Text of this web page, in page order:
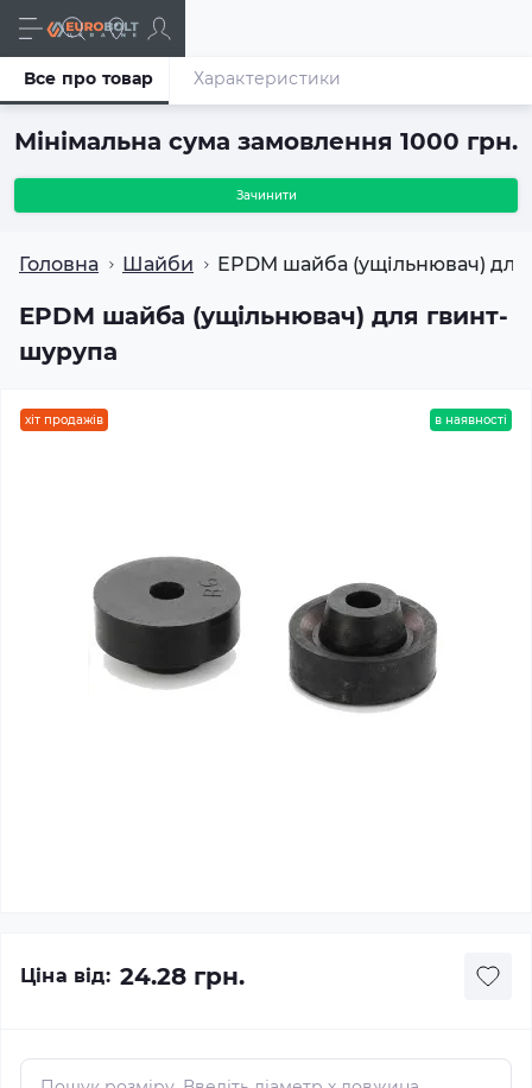
Мінімальна сума замовлення 1000 грн.
Зачинити
Головна Шайби EPDM шайба (ущільнювач)
EPDM шайба (ущільнювач) для гвинт-
шурупа
Все про товар Характеристики
хіт продажів в наявності
Ціна від: 24.28 грн.